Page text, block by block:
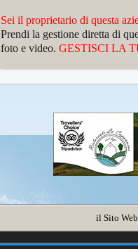
Sei il proprietario di questa
Prendi la gestione diretta di
foto e video. GESTISCI LA
il Sito Web